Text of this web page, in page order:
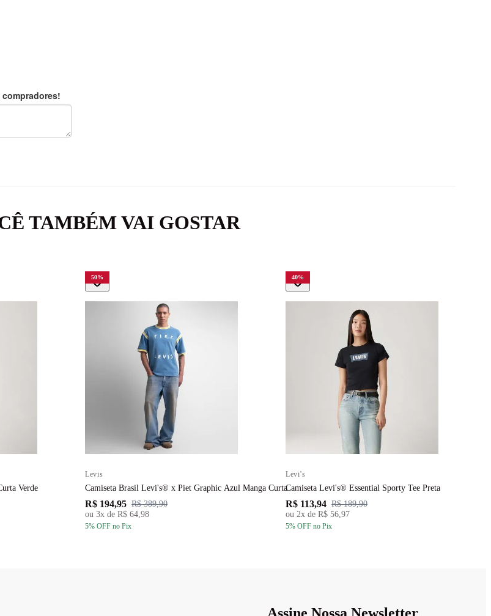
TAMBÉM VAI GOSTAR
Camiseta Levi's® Hayes Manga Curta Verde
50%
Levis
Camiseta Brasil Levi's® x Piet Graphic Azul Manga Curta
R$ 194,95 R$ 389,90
ou 3x de R$ 64,98
5% OFF no Pix
40%
Levi's
Camiseta Levi's® Essential Sporty Tee Preta
R$ 113,94 R$ 189,90
ou 2x de R$ 56,97
5% OFF no Pix